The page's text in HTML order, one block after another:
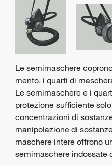
Le semimaschere
mento, i quarti di
Le semimaschere e i
protezione sufficiente
concentrazioni di
manipolazione di
maschere intere offrono
semimaschere indossate